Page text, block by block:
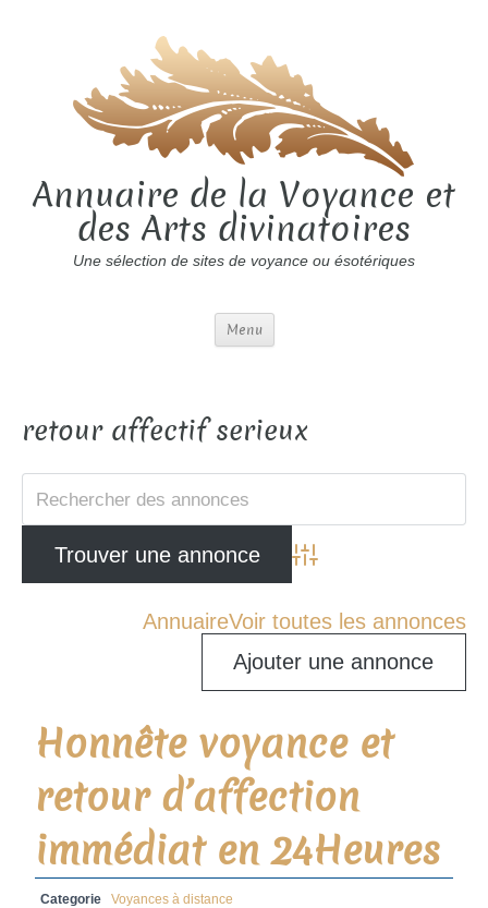
Annuaire de la Voyance et
des Arts divinatoires
Une sélection de sites de voyance ou ésotériques
Menu
retour affectif serieux
Advanced Search
AnnuaireVoir toutes les annonces
Ajouter une annonce
Honnête voyance et
retour d’affection
immédiat en 24Heures
Categorie Voyances à distance